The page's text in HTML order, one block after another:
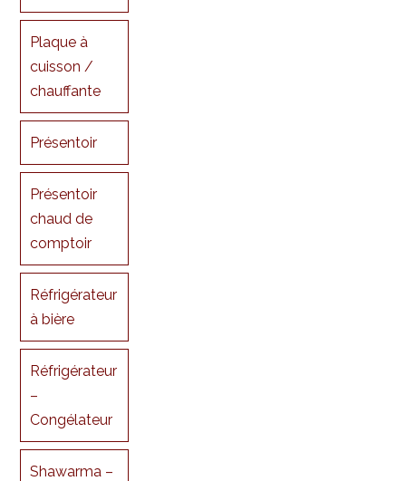
Plaque à
cuisson /
chauffante
Présentoir
Présentoir
chaud de
comptoir
Réfrigérateur
à bière
Réfrigérateur
–
Congélateur
Shawarma –